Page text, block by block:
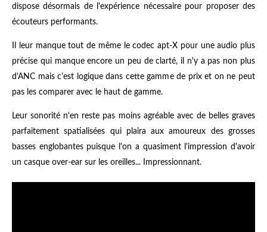
dispose désormais de l'expérience nécessaire pour proposer des
écouteurs performants.
Il leur manque tout de même le codec apt-X pour une audio plus
précise qui manque encore un peu de clarté, il n'y a pas non plus
d'ANC mais c'est logique dans cette gamme de prix et on ne peut
pas les comparer avec le haut de gamme.
Leur sonorité n'en reste pas moins agréable avec de belles graves
parfaitement spatialisées qui plaira aux amoureux des grosses
basses englobantes puisque l'on a quasiment l'impression d'avoir
un casque over-ear sur les oreilles... Impressionnant.